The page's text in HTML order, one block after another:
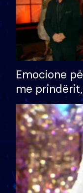
Emocione
me
divorci apo